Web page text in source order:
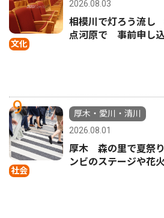
文化
2026.08.03
相模川で灯ろう流し
点河原で 事前申し
9
社会
厚木・愛川・清川
2026.08.01
厚木 森の里で夏祭
ンビのステージや花